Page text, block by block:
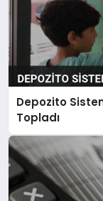
Depozito
Topladı